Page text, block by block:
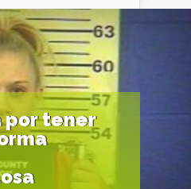
por tener